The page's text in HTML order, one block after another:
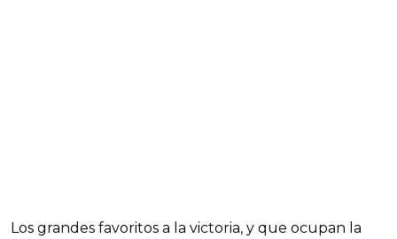
Los grandes favoritos a la victoria, y que ocupan la